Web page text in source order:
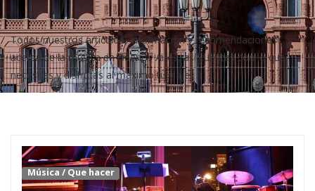
Todos nuestros artículos, información y recomendaciones
acerca de la música en Buenos Aires, así cuentas con lo que
necesitas y disfrutas al máximo tu viaje!
Música / Que hacer